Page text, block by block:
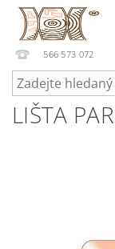
566 573 072
LIŠTA